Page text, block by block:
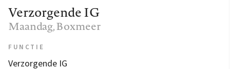
Verzorgende IG
Maandag, Boxmeer
FUNCTIE
Verzorgende IG